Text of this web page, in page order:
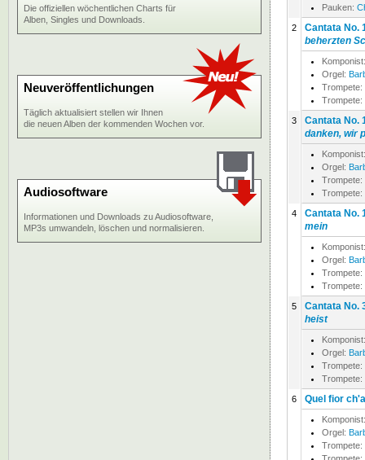
Pauken:
2
Cantata No.
beherzten
Orgel:
Trompete:
Trompete:
3
Cantata No.
danken, wir
Orgel:
Trompete:
Trompete:
4
Cantata No.
mein
Orgel:
Trompete:
Trompete:
5
Cantata No.
heist
Orgel:
Trompete:
Trompete:
6 Quel fior
Orgel:
Trompete:
Die offiziellen wöchentlichen Charts für
Alben, Singles und Downloads.
Neuveröffentlichungen
Täglich aktualisiert stellen wir Ihnen
die neuen Alben der kommenden Wochen vor.
Audiosoftware
Informationen und Downloads zu Audiosoftware,
MP3s umwandeln, löschen und normalisieren.